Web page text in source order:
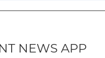
NEWS APP